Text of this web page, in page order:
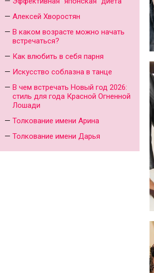
Алексей Хворостян
В каком возрасте можно начать
встречаться?
Как влюбить в себя парня
Искусство соблазна в танце
В чем встречать Новый год 2026:
стиль для года Красной Огненной
Лошади
Толкование имени Арина
Толкование имени Дарья